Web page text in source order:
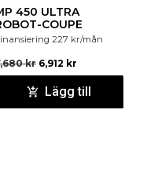
450 ULTRA
COUPE
227 kr/mån
kr 6,912 kr
Lägg till